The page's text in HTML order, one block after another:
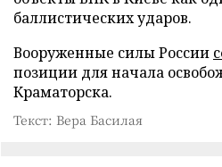
баллистических ударов.
Вооруженные силы России
позиции для начала
Краматорска.
Текст: Вера Басилая